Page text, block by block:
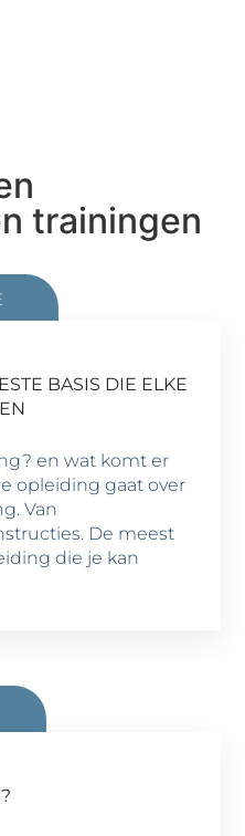
trainingen
BASIS DIE ELKE
en wat komt er
opleiding gaat over
Van
De meest
die je kan
BAKSTEEN TOT
lessen | 130 uur